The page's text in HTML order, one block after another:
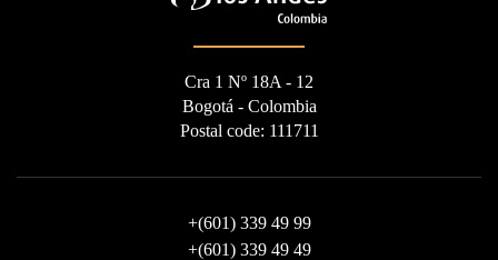
Cra 1 Nº 18A - 12
Bogotá - Colombia
Postal code: 111711
+(601) 339 49 99
+(601) 339 49 49